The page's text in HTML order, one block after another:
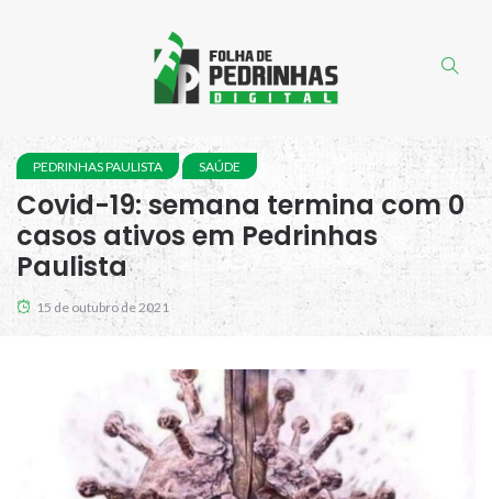
PEDRINHAS PAULISTA SAÚDE
Covid-19: semana termina com 0
casos ativos em Pedrinhas
Paulista
15 de outubro de 2021